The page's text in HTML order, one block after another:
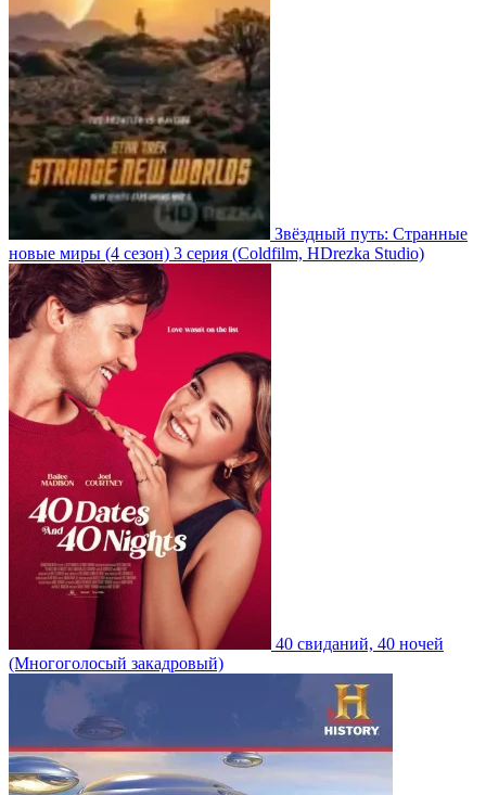
Звёздный путь: Странные
новые миры (4 сезон) 3 серия (Coldfilm, HDrezka Studio)
40 свиданий, 40 ночей
(Многоголосый закадровый)